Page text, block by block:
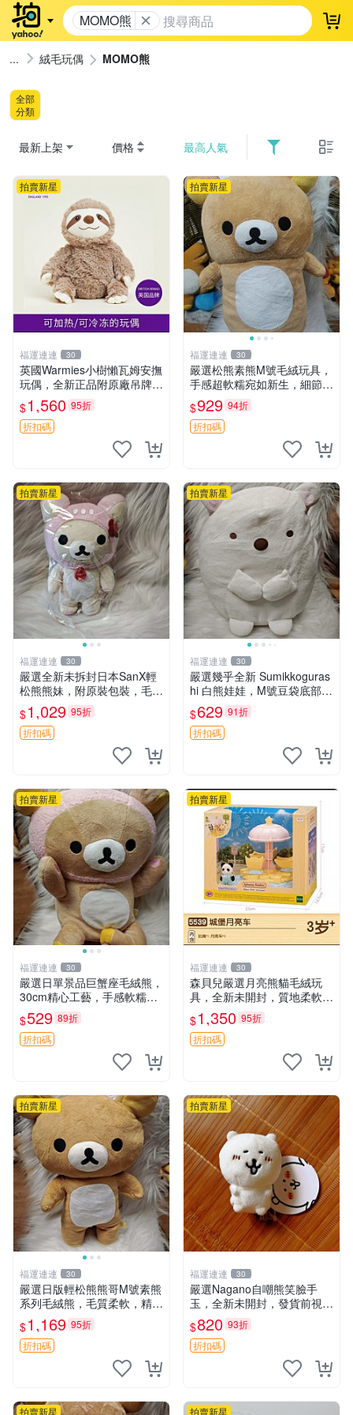
MOMO熊 登
絨毛玩偶 MOMO熊
全部
分類
最新上架 價格 最高人氣
拍賣新星
福運連連 30
英國Warmies小樹懶瓦姆安撫
玩偶，全新正品附原廠吊牌與
防塵袋，內藏薰衣草可加熱，
適合各個年齡層，冷暖兩用享
受抱抱樂趣，不容錯過嚴選好
$1,560 95折
折扣碼
拍賣新星
福運連連 30
嚴選松熊素熊M號毛絨玩具，
手感超軟糯宛如新生，細節精
緻完美無瑕，推薦送禮或珍
藏，中古狀態保養得宜。 松
熊 素熊 毛絨doll
$929 94折
折扣碼
拍賣新星
福運連連 30
嚴選全新未拆封日本SanX輕
松熊熊妹，附原裝包裝，毛絨
質地極佳，細膩可愛，推薦收
藏兼送禮，適合女性好友或家
人，限量釋出。鬆熊、熊玩
$1,029 95折
折扣碼
拍賣新星
福運連連 30
嚴選幾乎全新 Sumikkoguras
hi 白熊娃娃，M號豆袋底部，
穩固不易倒，毛絨布標附贈，
極致軟糯手感，精工細作值得
典藏，尺寸24cm，收藏佳品
$629 91折
折扣碼
拍賣新星
福運連連 30
嚴選日單景品巨蟹座毛絨熊，
30cm精心工藝，手感軟糯推
薦收藏送人 巨蟹座 毛絨玩具
精緻做工
$529 89折
折扣碼
拍賣新星
福運連連 30
森貝兒嚴選月亮熊貓毛絨玩
具，全新未開封，質地柔軟適
合收藏 月亮熊貓 毛絨玩具 新
款 儲倉直銷
$1,350 95折
折扣碼
拍賣新星
福運連連 30
嚴選日版輕松熊熊哥M號素熊
系列毛絨熊，毛質柔軟，精緻
可愛，尺寸35cm，保存狀態
優異。收藏或贈送皆為佳選。
中古 毛絨熊 毛玩偶
$1,169 95折
折扣碼
拍賣新星
福運連連 30
嚴選Nagano自嘲熊笑臉手
玉，全新未開封，發貨前視頻
確認，海南 廣西 貴州 嚴選N
agano自嘲熊笑臉手玉，全新
未開封，發貨前視頻確認，四
$820 93折
折扣碼
拍賣新星 拍賣新星